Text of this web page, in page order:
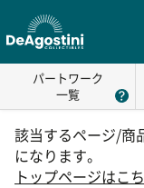
パートワーク
一覧
該当するページ/商
になります。
トップページはこ